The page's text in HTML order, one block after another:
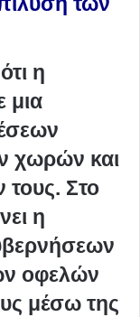
η
μια
χωρών και
τους. Στο
η
οφελών
μέσω της